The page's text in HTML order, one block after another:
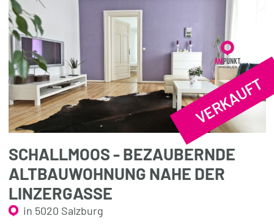
VERKAUFT
SCHALLMOOS - BEZAUBERNDE
ALTBAUWOHNUNG NAHE DER
LINZERGASSE
in 5020 Salzburg